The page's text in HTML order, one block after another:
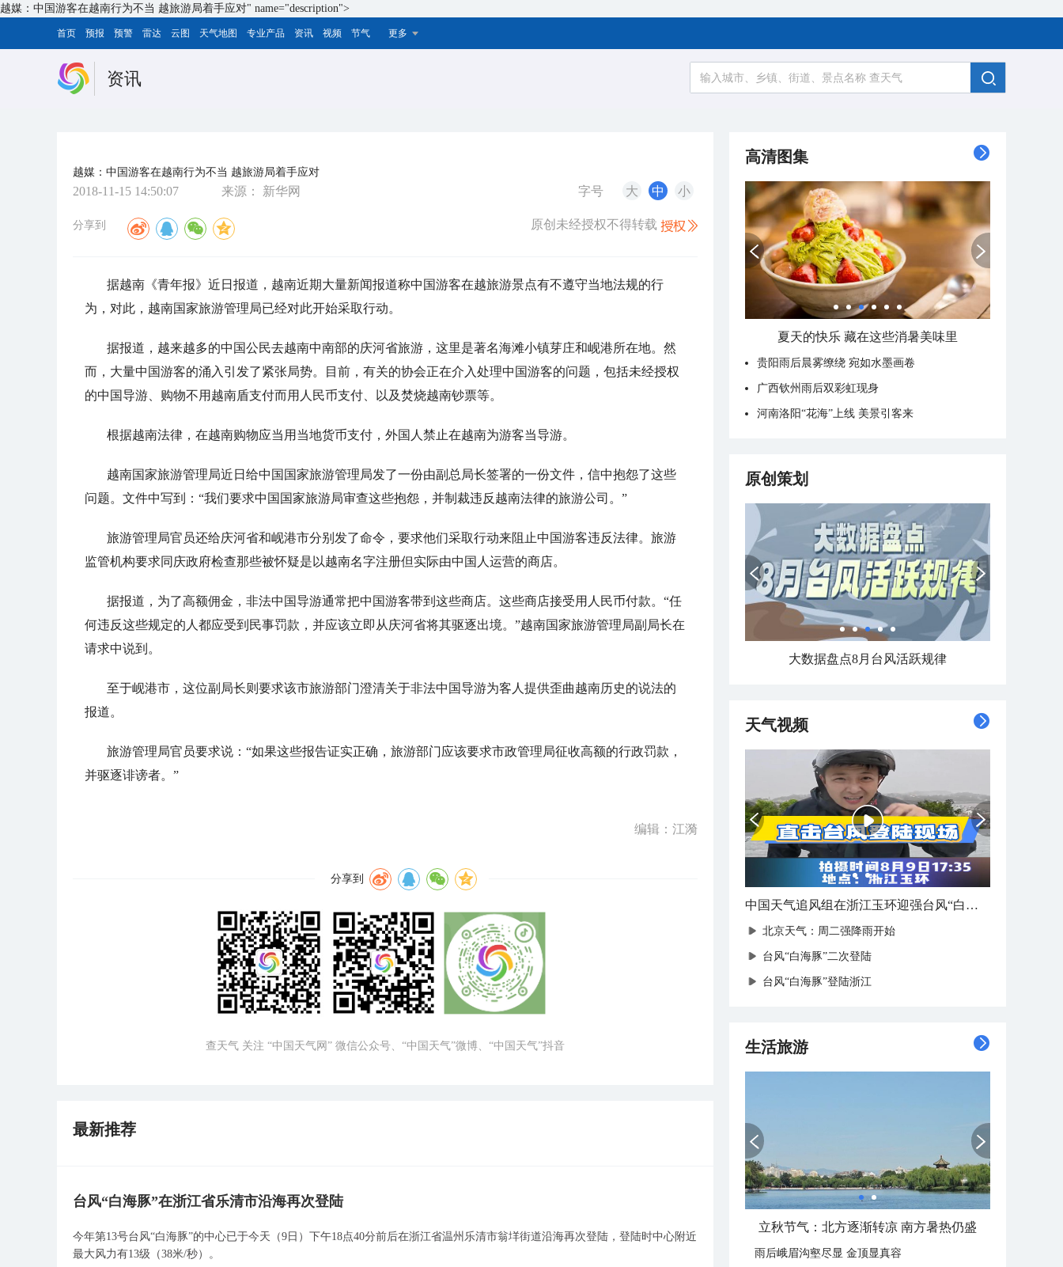
越媒：中国游客在越南行为不当 越旅游局着手应对" name="description">
首页 预报 预警 雷达 云图 天气地图 专业产品 资讯 视频 节气 更多
资讯
越媒：中国游客在越南行为不当 越旅游局着手应对
2018-11-15 14:50:07 来源： 新华网 字号 大 中 小
分享到 原创未经授权不得转载
据越南《青年报》近日报道，越南近期大量新闻报道称中国游客在越旅游景点有不遵守当地法规的行
为，对此，越南国家旅游管理局已经对此开始采取行动。
据报道，越来越多的中国公民去越南中南部的庆河省旅游，这里是著名海滩小镇芽庄和岘港所在地。然
而，大量中国游客的涌入引发了紧张局势。目前，有关的协会正在介入处理中国游客的问题，包括未经授权
的中国导游、购物不用越南盾支付而用人民币支付、以及焚烧越南钞票等。
根据越南法律，在越南购物应当用当地货币支付，外国人禁止在越南为游客当导游。
越南国家旅游管理局近日给中国国家旅游管理局发了一份由副总局长签署的一份文件，信中抱怨了这些
问题。文件中写到：“我们要求中国国家旅游局审查这些抱怨，并制裁违反越南法律的旅游公司。”
旅游管理局官员还给庆河省和岘港市分别发了命令，要求他们采取行动来阻止中国游客违反法律。旅游
监管机构要求同庆政府检查那些被怀疑是以越南名字注册但实际由中国人运营的商店。
据报道，为了高额佣金，非法中国导游通常把中国游客带到这些商店。这些商店接受用人民币付款。“任
何违反这些规定的人都应受到民事罚款，并应该立即从庆河省将其驱逐出境。”越南国家旅游管理局副局长在
请求中说到。
至于岘港市，这位副局长则要求该市旅游部门澄清关于非法中国导游为客人提供歪曲越南历史的说法的
报道。
旅游管理局官员要求说：“如果这些报告证实正确，旅游部门应该要求市政管理局征收高额的行政罚款，
并驱逐诽谤者。”
编辑：江漪
分享到
查天气 关注 “中国天气网” 微信公众号、“中国天气”微博、“中国天气”抖音
最新推荐
台风“白海豚”在浙江省乐清市沿海再次登陆
今年第13号台风“白海豚”的中心已于今天（9日）下午18点40分前后在浙江省温州乐清市翁垟街道沿海再次登陆，登陆时中心附近
最大风力有13级（38米/秒）。
高清图集
夏天的快乐 藏在这些消暑美味里
贵阳雨后晨雾缭绕 宛如水墨画卷
广西钦州雨后双彩虹现身
河南洛阳“花海”上线 美景引客来
原创策划
大数据盘点8月台风活跃规律
天气视频
中国天气追风组在浙江玉环迎强台风“白海豚”登陆
北京天气：周二强降雨开始
台风“白海豚”二次登陆
台风“白海豚”登陆浙江
生活旅游
立秋节气：北方逐渐转凉 南方暑热仍盛
雨后峨眉沟壑尽显 金顶显真容